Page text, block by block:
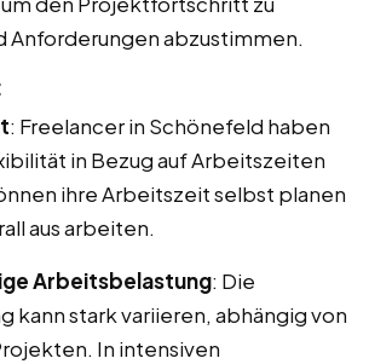
Anforderungen abzustimmen.
: Freelancer in Schönefeld haben
in Bezug auf Arbeitszeiten
ihre Arbeitszeit selbst planen
aus arbeiten.
Arbeitsbelastung: Die
kann stark variieren, abhängig von
In intensiven